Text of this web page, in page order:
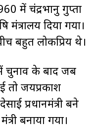
में चंद्रभानु गुप्ता
दिया गया।
बहुत लोकप्रिय थे।
चुनाव के बाद जब
तो जयप्रकाश
प्रधानमंत्री बने
बनाया गया।